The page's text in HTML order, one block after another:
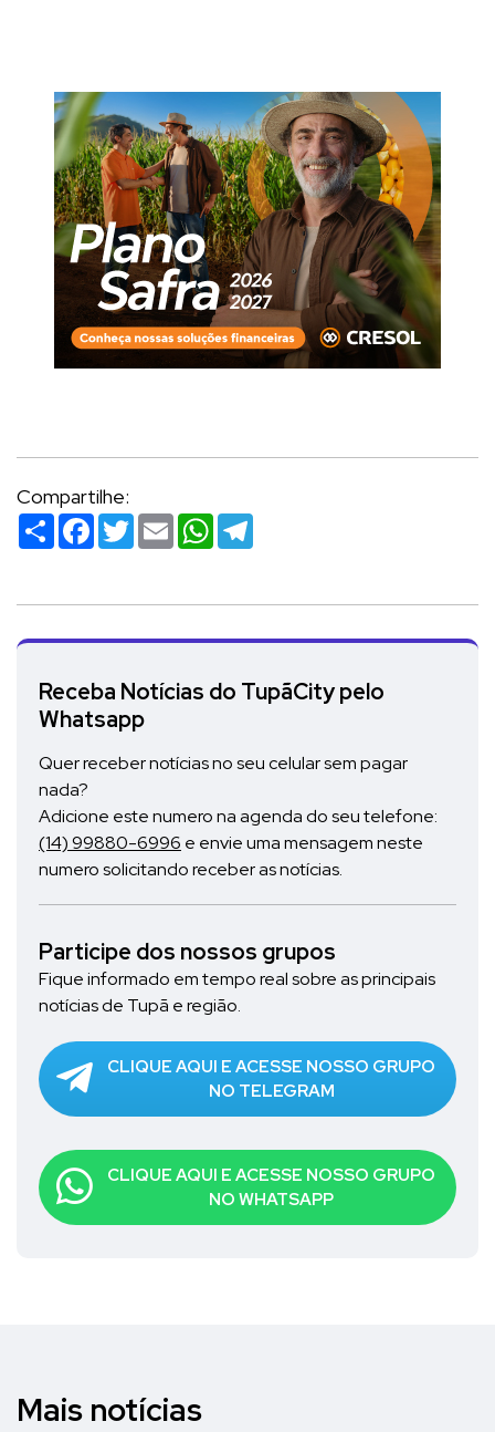
Compartilhe:
Compartilhar
Facebook
TwitterEmailWhatsApp
Receba Notícias do TupãCity pelo
Whatsapp
Quer receber notícias no seu celular sem pagar
nada?
Adicione este numero na agenda do seu telefone:
(14) 99880-6996 e envie uma mensagem neste
numero solicitando receber as notícias.
Participe dos nossos grupos
Fique informado em tempo real sobre as principais
notícias de Tupã e região.
CLIQUE AQUI E ACESSE NOSSO GRUPO
NO TELEGRAM
CLIQUE AQUI E ACESSE NOSSO GRUPO
NO WHATSAPP
Mais notícias